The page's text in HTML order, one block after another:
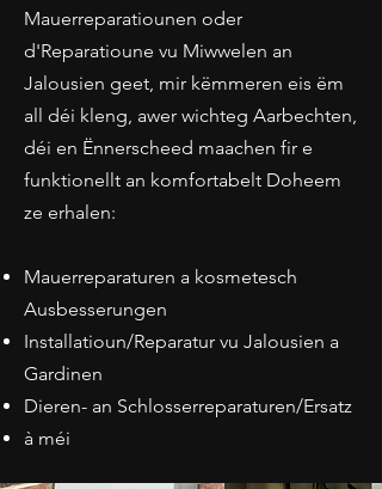
Mauerreparatiounen oder
d'Reparatioune vu Miwwelen an
Jalousien geet, mir këmmeren eis ëm
all déi kleng, awer wichteg Aarbechten,
déi en Ënnerscheed maachen fir e
funktionellt an komfortabelt Doheem
ze erhalen:
Mauerreparaturen a kosmetesch
Ausbesserungen
Installatioun/Reparatur vu Jalousien a
Gardinen
Dieren- an Schlosserreparaturen/Ersatz
à méi